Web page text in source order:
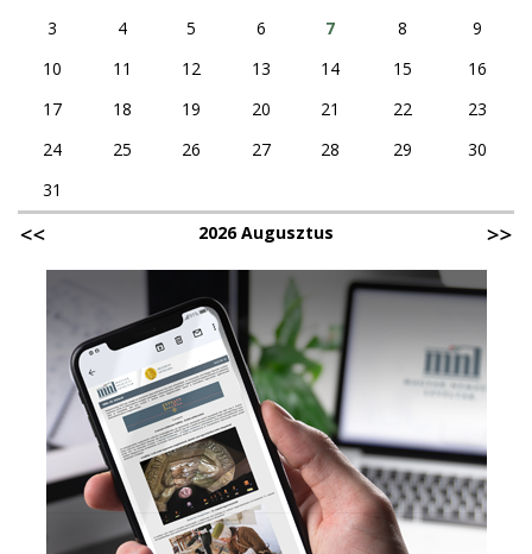
3
4 5 6 7 8
9
10
11 12 13 14 15
16
17
18 19 20 21 22
23
24
25 26 27 28 29
30
31
2026 Augusztus